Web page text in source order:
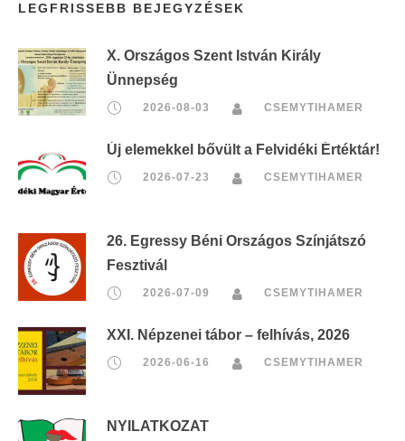
LEGFRISSEBB BEJEGYZÉSEK
X. Országos Szent István Király
Ünnepség
2026-08-03 CSEMYTIHAMER
Új elemekkel bővült a Felvidéki Értéktár!
2026-07-23 CSEMYTIHAMER
26. Egressy Béni Országos Színjátszó
Fesztivál
2026-07-09 CSEMYTIHAMER
XXI. Népzenei tábor – felhívás, 2026
2026-06-16 CSEMYTIHAMER
NYILATKOZAT